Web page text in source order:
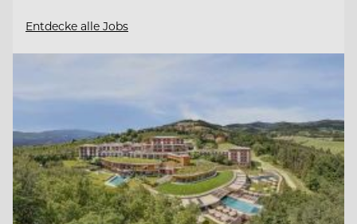
Entdecke alle Jobs